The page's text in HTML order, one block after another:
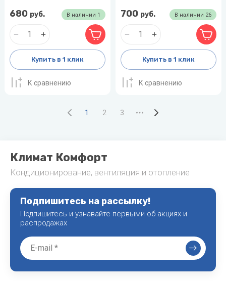
В наличии 1
680 руб.
Купить в 1 клик
К сравнению
В наличии 26
700 руб.
Купить в 1 клик
К сравнению
1 2 3
Климат Комфорт
Кондиционирование, вентиляция и отопление
Подпишитесь на рассылку!
Подпишитесь и узнавайте первыми об акциях и
распродажах